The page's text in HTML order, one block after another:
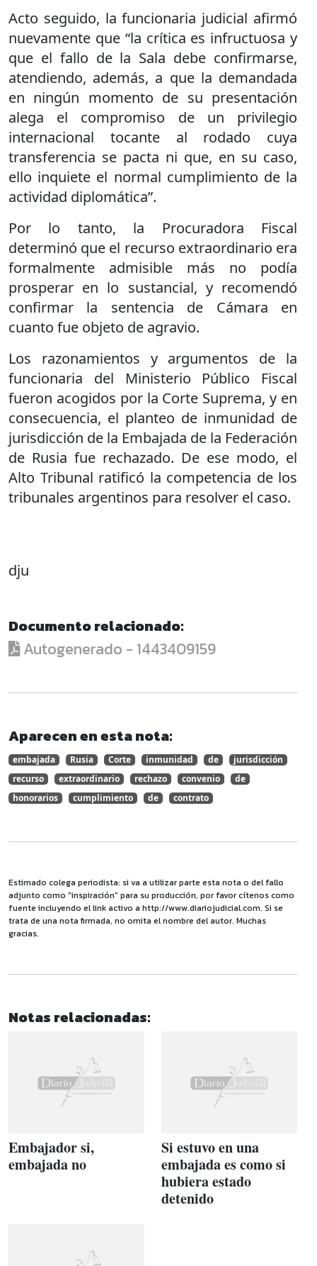
Acto seguido, la funcionaria judicial afirmó
nuevamente que “la crítica es infructuosa y
que el fallo de la Sala debe confirmarse,
atendiendo, además, a que la demandada
en ningún momento de su presentación
alega el compromiso de un privilegio
internacional tocante al rodado cuya
transferencia se pacta ni que, en su caso,
ello inquiete el normal cumplimiento de la
actividad diplomática”.
Por lo tanto, la Procuradora Fiscal
determinó que el recurso extraordinario era
formalmente admisible más no podía
prosperar en lo sustancial, y recomendó
confirmar la sentencia de Cámara en
cuanto fue objeto de agravio.
Los razonamientos y argumentos de la
funcionaria del Ministerio Público Fiscal
fueron acogidos por la Corte Suprema, y en
consecuencia, el planteo de inmunidad de
jurisdicción de la Embajada de la Federación
de Rusia fue rechazado. De ese modo, el
Alto Tribunal ratificó la competencia de los
tribunales argentinos para resolver el caso.
dju
Documento relacionado:
Autogenerado - 1443409159
Aparecen en esta nota:
embajada Rusia Corte inmunidad de
jurisdicción
recurso
extraordinario rechazo convenio
de
honorarios
cumplimiento de contrato
Estimado colega periodista: si va a utilizar parte esta nota o del fallo
adjunto como "inspiración" para su producción, por favor cítenos como
fuente incluyendo el link activo a http://www.diariojudicial.com. Si se
trata de una nota firmada, no omita el nombre del autor. Muchas
gracias.
Notas relacionadas:
Embajador si,
embajada no
Si estuvo en una
embajada es como si
hubiera estado
detenido